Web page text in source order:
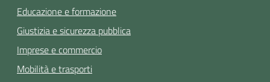
Educazione e formazione
Giustizia e sicurezza pubblica
Imprese e commercio
Mobilità e trasporti